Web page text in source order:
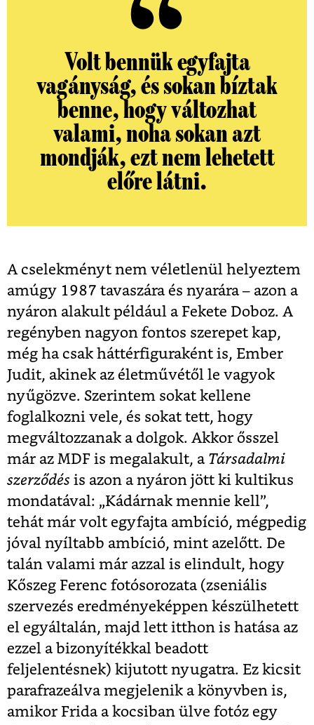
Volt bennük egyfajta
vagányság, és sokan bíztak
benne, hogy változhat
valami,noha sokan azt
mondják, ezt nem lehetett
előre látni.
A cselekményt nem véletlenül helyeztem
amúgy 1987 tavaszára és nyarára – azon a
nyáron alakult például a Fekete Doboz. A
regényben nagyon fontos szerepet kap,
még ha csak háttérfiguraként is, Ember
Judit, akinek az életművétől le vagyok
nyűgözve. Szerintem sokat kellene
foglalkozni vele, és sokat tett, hogy
megváltozzanak a dolgok. Akkor ősszel
már az MDF is megalakult, a Társadalmi
szerződés is azon a nyáron jött ki kultikus
mondatával: „Kádárnak mennie kell”,
tehát már volt egyfajta ambíció, mégpedig
jóval nyíltabb ambíció, mint azelőtt. De
talán valami már azzal is elindult, hogy
Kőszeg Ferenc fotósorozata (zseniális
szervezés eredményeképpen készülhetett
el egyáltalán, majd lett itthon is hatása az
ezzel a bizonyítékkal beadott
feljelentésnek) kijutott nyugatra. Ez kicsit
parafrazeálva megjelenik a könyvben is,
amikor Frida a kocsiban ülve fotóz egy